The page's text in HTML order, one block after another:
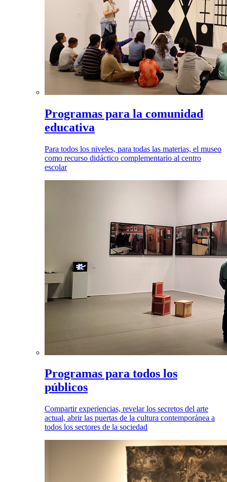
Programas para la comunidad
educativa
Para todos los niveles, para todas las materias, el museo
como recurso didáctico complementario al centro
escolar
Programas para todos los
públicos
Compartir experiencias, revelar los secretos del arte
actual, abrir las puertas de la cultura contemporánea a
todos los sectores de la sociedad